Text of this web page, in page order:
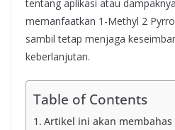
tentang aplikasi atau
memanfaatkan 1-Methyl 2
sambil tetap menjaga
keberlanjutan.
Table of Contents
Artikel ini akan membahas